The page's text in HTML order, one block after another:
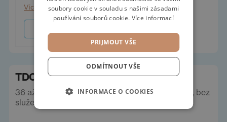
Více informací
TDC operák
36 až 60 měsíců, neomezeně km. Ceny vč. DPH, bez
služeb a pojištění.
soubory cookie v souladu s našimi zásadami
používání souborů cookie. Více informací
PRIJMOUT VŠE
ODMÍTNOUT VŠE
INFORMACE O COOKIES